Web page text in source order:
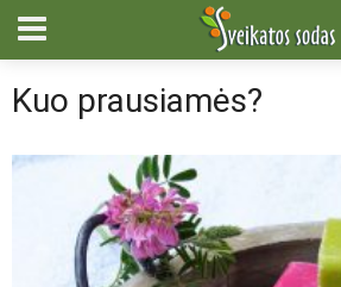
Kuo prausiamės?